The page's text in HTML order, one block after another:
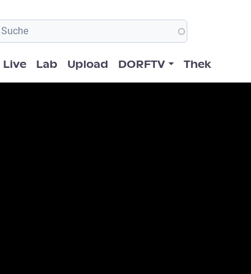
Hauptnavigation
Live Lab Upload DORFTV Thek